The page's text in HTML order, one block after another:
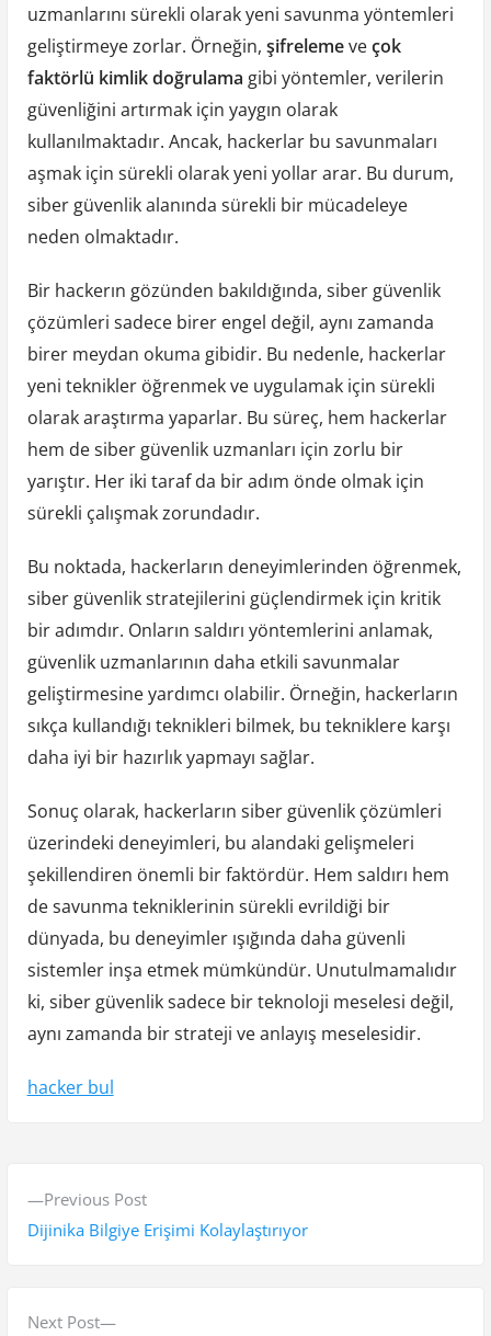
uzmanlarını sürekli olarak yeni savunma yöntemleri
geliştirmeye zorlar. Örneğin, şifrelemeveçok
faktörlü kimlik doğrulama gibi yöntemler, verilerin
güvenliğini artırmak için yaygın olarak
kullanılmaktadır. Ancak, hackerlar bu savunmaları
aşmak için sürekli olarak yeni yollar arar. Bu durum,
siber güvenlik alanında sürekli bir mücadeleye
neden olmaktadır.
Bir hackerın gözünden bakıldığında, siber güvenlik
çözümleri sadece birer engel değil, aynı zamanda
birer meydan okuma gibidir. Bu nedenle, hackerlar
yeni teknikler öğrenmek ve uygulamak için sürekli
olarak araştırma yaparlar. Bu süreç, hem hackerlar
hem de siber güvenlik uzmanları için zorlu bir
yarıştır. Her iki taraf da bir adım önde olmak için
sürekli çalışmak zorundadır.
Bu noktada, hackerların deneyimlerinden öğrenmek,
siber güvenlik stratejilerini güçlendirmek için kritik
bir adımdır. Onların saldırı yöntemlerini anlamak,
güvenlik uzmanlarının daha etkili savunmalar
geliştirmesine yardımcı olabilir. Örneğin, hackerların
sıkça kullandığı teknikleri bilmek, bu tekniklere karşı
daha iyi bir hazırlık yapmayı sağlar.
Sonuç olarak, hackerların siber güvenlik çözümleri
üzerindeki deneyimleri, bu alandaki gelişmeleri
şekillendiren önemli bir faktördür. Hem saldırı hem
de savunma tekniklerinin sürekli evrildiği bir
dünyada, bu deneyimler ışığında daha güvenli
sistemler inşa etmek mümkündür. Unutulmamalıdır
ki, siber güvenlik sadece bir teknoloji meselesi değil,
aynı zamanda bir strateji ve anlayış meselesidir.
hacker bul
Previous PostP
r
Dijinika Bilgiye Erişimi Kolaylaştırıyor
Next Post
N